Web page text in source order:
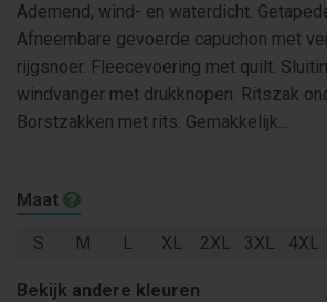
Ademend, wind- en waterdicht.
Afneembare gevoerde capuchon met
rijgsnoer. Fleecevoering met quilt.
windvanger met drukknopen. Ritszak
Borstzakken met rits. Gemakkelijk...
Maat
S M L XL 2XL 3XL 4XL
Bekijk andere kleuren